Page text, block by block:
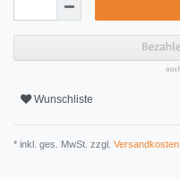
Wunschliste
* inkl. ges. MwSt. zzgl. Versandkosten